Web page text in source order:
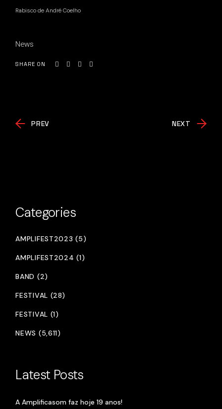
Rabisco de André Coelho
News
SHARE ON
PREV NEXT
Categories
AMPLIFEST2023 (5)
AMPLIFEST2024 (1)
BAND (2)
FESTIVAL (28)
FESTIVAL (1)
NEWS (5,611)
Latest Posts
A Amplificasom faz hoje 19 anos!